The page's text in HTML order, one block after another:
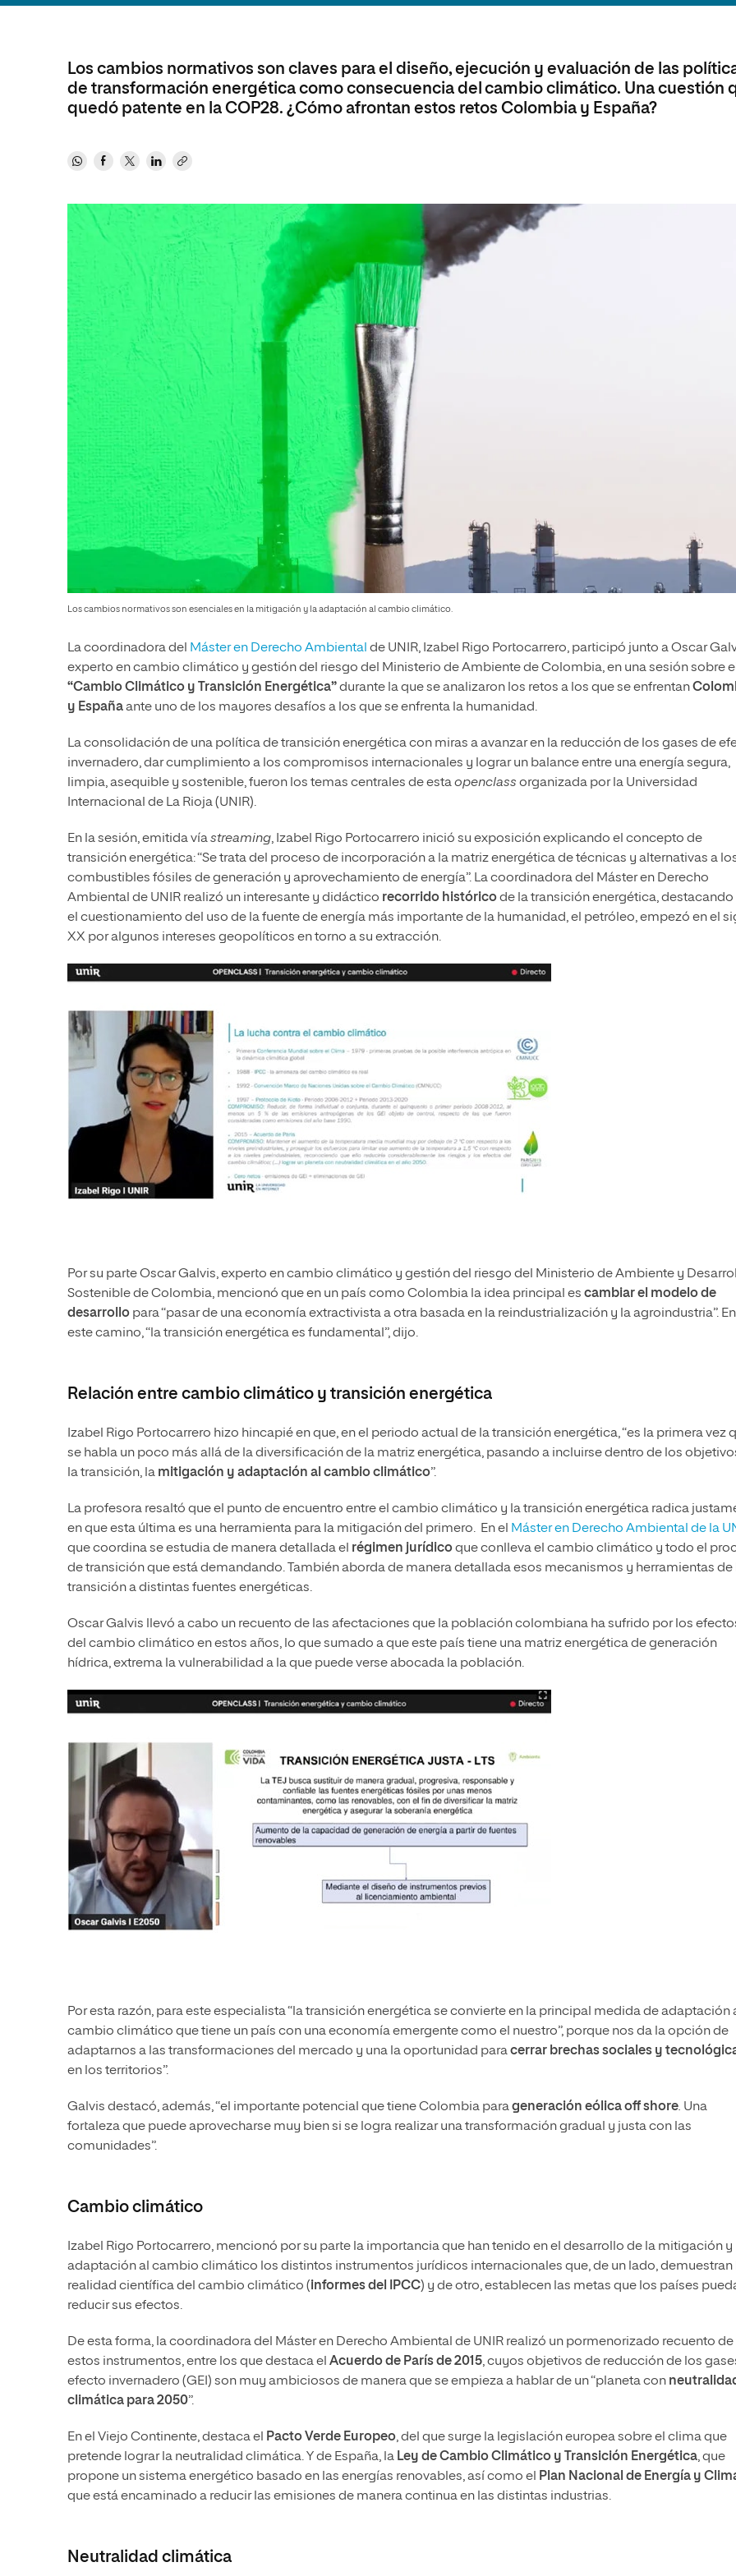
Diseño
Ciencias Sociales
Humanidades
Artes
Ingeniería y Tecnología
Ciencias de la Salud
Ciencias Sociales
Humanidades
Funcionamiento
Los cambios normativos son claves para el diseño, ejecución y evaluación de las
de transformación energética como consecuencia del cambio climático. Una cuestión
quedó patente en la COP28. ¿Cómo afrontan estos retos Colombia y España?
Los cambios normativos son esenciales en la mitigación y la adaptación al cambio climático.
La coordinadora del Máster en Derecho Ambiental de UNIR, Izabel Rigo Portocarrero, participó junto a Oscar
experto en cambio climático y gestión del riesgo del Ministerio de Ambiente de Colombia, en una sesión sobre
“Cambio Climático y Transición Energética”durante la que se analizaron los retos a los que se enfrentan
y Españaante uno de los mayores desafíos a los que se enfrenta la humanidad.
La consolidación de una política de transición energética con miras a avanzar en la reducción de los gases de
invernadero, dar cumplimiento a los compromisos internacionales y lograr un balance entre una energía segura,
limpia, asequible y sostenible, fueron los temas centrales de estaopenclass organizada por la Universidad
Internacional de La Rioja (UNIR).
En la sesión, emitida víastreaming, Izabel Rigo Portocarrero inició su exposición explicando el concepto de
transición energética: “Se trata del proceso de incorporación a la matriz energética de técnicas y alternativas a
combustibles fósiles de generación y aprovechamiento de energía”. La coordinadora del Máster en Derecho
Ambiental de UNIR realizó un interesante y didáctico recorrido históricode la transición energética, destacando
el cuestionamiento del uso de la fuente de energía más importante de la humanidad, el petróleo, empezó en el
XX por algunos intereses geopolíticos en torno a su extracción.
Por su parte Oscar Galvis, experto en cambio climático y gestión del riesgo del Ministerio de Ambiente y
Sostenible de Colombia, mencionó que en un país como Colombia la idea principal es cambiar el modelo de
desarrollo para “pasar de una economía extractivista a otra basada en la reindustrialización y la agroindustria”. En
este camino, “la transición energética es fundamental”, dijo.
Relación entre cambio climático y transición energética
Izabel Rigo Portocarrero hizo hincapié en que, en el periodo actual de la transición energética, “es la primera vez
se habla un poco más allá de la diversificación de la matriz energética, pasando a incluirse dentro de los
la transición, la mitigación y adaptación al cambio climático”.
La profesora resaltó que el punto de encuentro entre el cambio climático y la transición energética radica
en que esta última es una herramienta para la mitigación del primero. En el Máster en Derecho Ambiental de la
que coordina se estudia de manera detallada el régimen jurídicoque conlleva el cambio climático y todo el
de transición que está demandando. También aborda de manera detallada esos mecanismos y herramientas de
transición a distintas fuentes energéticas.
Oscar Galvis llevó a cabo un recuento de las afectaciones que la población colombiana ha sufrido por los
del cambio climático en estos años, lo que sumado a que este país tiene una matriz energética de generación
hídrica, extrema la vulnerabilidad a la que puede verse abocada la población.
Por esta razón, para este especialista “la transición energética se convierte en la principal medida de adaptación
cambio climático que tiene un país con una economía emergente como el nuestro”, porque nos da la opción de
adaptarnos a las transformaciones del mercado y una la oportunidad paracerrar brechas sociales y
en los territorios”.
Galvis destacó, además, “el importante potencial que tiene Colombia parageneración eólicaoff shore. Una
fortaleza que puede aprovecharse muy bien si se logra realizar una transformación gradual y justa con las
comunidades”.
Cambio climático
Izabel Rigo Portocarrero, mencionó por su parte la importancia que han tenido en el desarrollo de la mitigación y
adaptación al cambio climático los distintos instrumentos jurídicos internacionales que, de un lado, demuestran
realidad científica del cambio climático (informes del IPCC) y de otro, establecen las metas que los países
reducir sus efectos.
De esta forma, la coordinadora del Máster en Derecho Ambiental de UNIR realizó un pormenorizado recuento de
estos instrumentos, entre los que destaca el Acuerdo de París de 2015, cuyos objetivos de reducción de los
efecto invernadero (GEI) son muy ambiciosos de manera que se empieza a hablar de un “planeta con
climática para 2050”.
En el Viejo Continente, destaca el Pacto Verde Europeo, del que surge la legislación europea sobre el clima que
pretende lograr la neutralidad climática. Y de España, la Ley de Cambio Climático y Transición Energética, que
propone un sistema energético basado en las energías renovables, así como el Plan Nacional de Energía y
que está encaminado a reducir las emisiones de manera continua en las distintas industrias.
Neutralidad climática